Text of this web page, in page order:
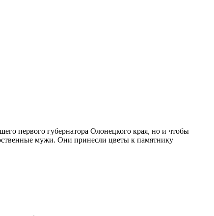
первого губернатора Олонецкого края, но и чтобы
мужи. Они принесли цветы к памятнику